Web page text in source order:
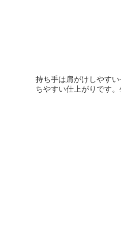
持ち手は肩がけしやす
ちやすい仕上がりです